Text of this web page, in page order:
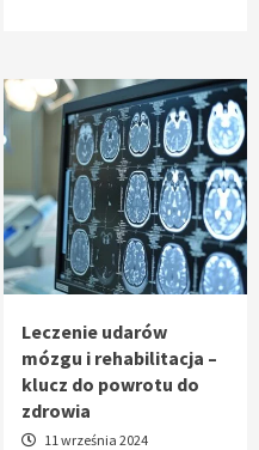
Leczenie udarów
mózgu i rehabilitacja –
klucz do powrotu do
zdrowia
11 września 2024